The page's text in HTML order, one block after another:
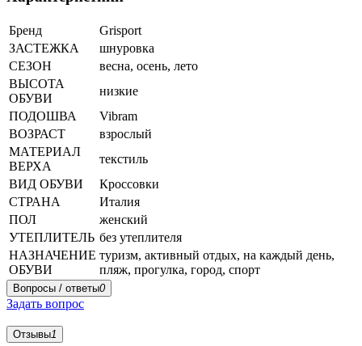
Бренд
Grisport
ЗАСТЕЖКА
шнуровка
СЕЗОН
весна, осень, лето
ВЫСОТА
ОБУВИ
низкие
ПОДОШВА
Vibram
ВОЗРАСТ
взрослый
МАТЕРИАЛ
ВЕРХА
текстиль
ВИД ОБУВИ
Кроссовки
СТРАНА
Италия
ПОЛ
женский
УТЕПЛИТЕЛЬ без утеплителя
НАЗНАЧЕНИЕ
ОБУВИ
туризм, активный отдых, на каждый день,
пляж, прогулка, город, спорт
Вопросы / ответы0
Задать вопрос
Отзывы1